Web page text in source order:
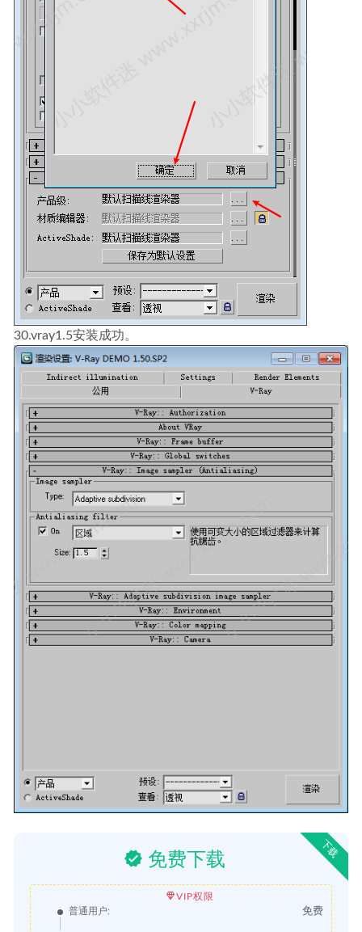
30.vray1.5安装成功。
下载
免费下载
VIP权限
普通用户:
免费